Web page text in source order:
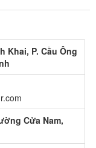
Khai, P. Cầu Ông
Cửa Nam,